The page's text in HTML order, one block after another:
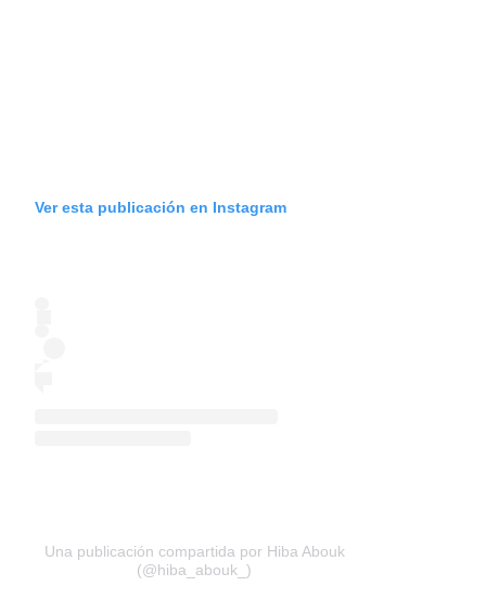
Ver esta publicación en Instagram
Una publicación compartida por Hiba Abouk
(@hiba_abouk_)